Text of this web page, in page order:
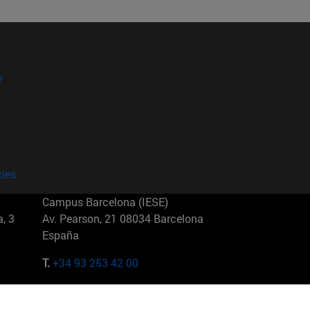
3
Campus Barcelona (IESE)
Av. Pearson, 21 08034 Barcelona
España
T.+34 93 253 42 00